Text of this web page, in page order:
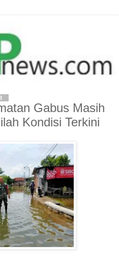
Gabus Masih
Kondisi Terkini